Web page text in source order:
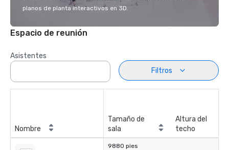
planos de planta interactivos en 3D.
Espacio de reunión
Asistentes
Filtros
Nombre
Tamaño de
sala
Altura del
techo
9880 pies